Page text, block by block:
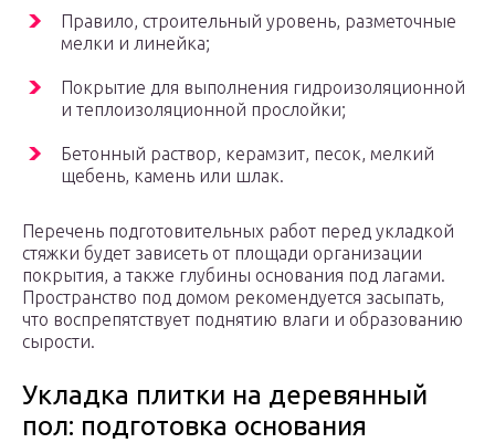
Правило, строительный уровень, разметочные
мелки и линейка;
Покрытие для выполнения гидроизоляционной
и теплоизоляционной прослойки;
Бетонный раствор, керамзит, песок, мелкий
щебень, камень или шлак.
Перечень подготовительных работ перед укладкой
стяжки будет зависеть от площади организации
покрытия, а также глубины основания под лагами.
Пространство под домом рекомендуется засыпать,
что воспрепятствует поднятию влаги и образованию
сырости.
Укладка плитки на деревянный
пол: подготовка основания